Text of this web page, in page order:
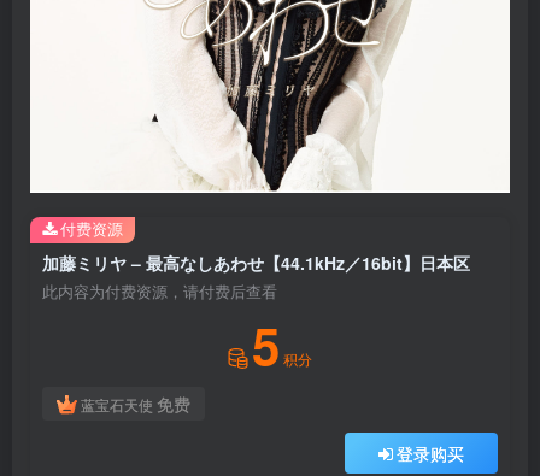
加藤ミリヤ – 最高なしあわせ【44.1kHz／16bit】日本区
此内容为付费资源，请付费后查看
5 积分
蓝宝石天使 免费
登录购买
付费资源